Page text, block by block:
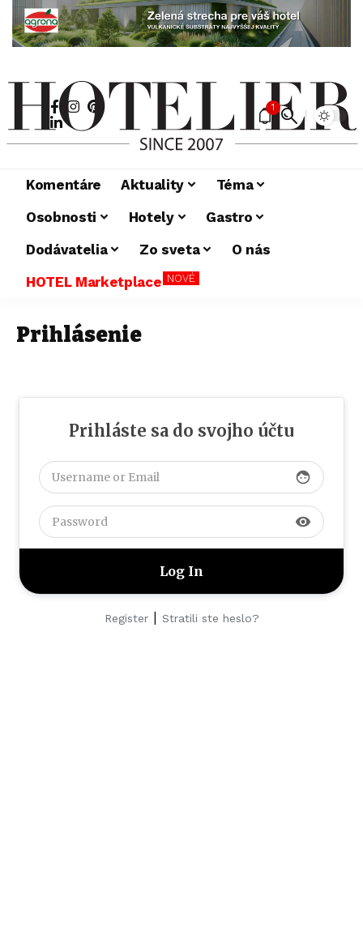
1
Komentáre Aktuality
Téma
Osobnosti
Hotely
Gastro
Dodávatelia
Zo sveta
O nás
HOTEL Marketplace NOVÉ
Prihlásenie
Prihláste sa do svojho účtu
face
visibility
Register| Stratili ste heslo?